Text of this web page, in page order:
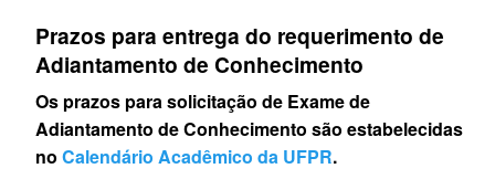
Prazos para entrega do requerimento de
Adiantamento de Conhecimento
Os prazos para solicitação de Exame de
Adiantamento de Conhecimento são estabelecidas
noCalendário Acadêmico da UFPR.